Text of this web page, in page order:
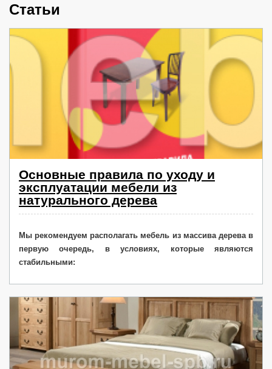
Статьи
Основные правила по уходу и
эксплуатации мебели из
натурального дерева
Мы рекомендуем располагать мебель из массива дерева в
первую очередь, в условиях, которые являются
стабильными: